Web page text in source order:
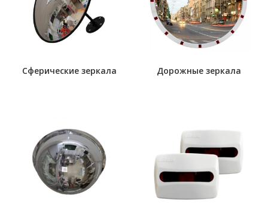
Сферические зеркала Дорожные зеркала